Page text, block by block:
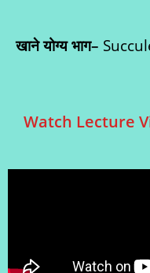
खाने योग्य भाग–
Watch Lecture